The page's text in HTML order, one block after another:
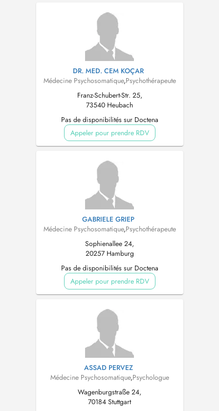
DR. MED. CEM KOÇAR
Médecine Psychosomatique,Psychothérapeute
Franz-Schubert-Str. 25,
73540 Heubach
Pas de disponibilités sur Doctena
Appeler pour prendre RDV
GABRIELE GRIEP
Médecine Psychosomatique,Psychothérapeute
Sophienallee 24,
20257 Hamburg
Pas de disponibilités sur Doctena
Appeler pour prendre RDV
ASSAD PERVEZ
Médecine Psychosomatique,Psychologue
Wagenburgstraße 24,
70184 Stuttgart